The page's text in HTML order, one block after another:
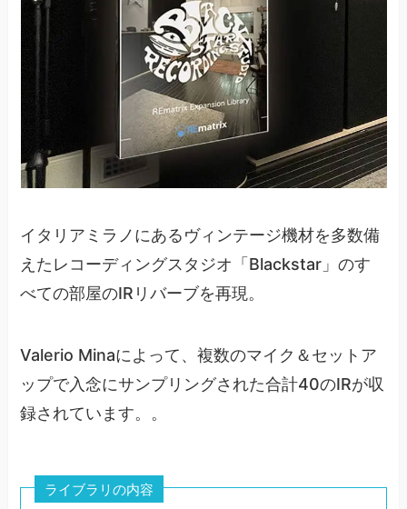
イタリアミラノにあるヴィンテージ機材を多数備
えたレコーディングスタジオ「Blackstar」のす
べての部屋のIRリバーブを再現。
Valerio Minaによって、複数のマイク＆セットア
ップで入念にサンプリングされた合計40のIRが収
録されています。。
ライブラリの内容